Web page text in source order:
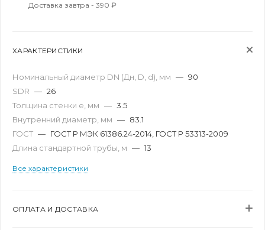
Доставка завтра - 390 ₽
ХАРАКТЕРИСТИКИ
Номинальный диаметр DN (Дн, D, d), мм — 90
SDR — 26
Толщина стенки e, мм — 3.5
Внутренний диаметр, мм — 83.1
ГОСТ — ГОСТ Р МЭК 61386.24-2014, ГОСТ Р 53313-2009
Длина стандартной трубы, м — 13
Все характеристики
ОПЛАТА И ДОСТАВКА